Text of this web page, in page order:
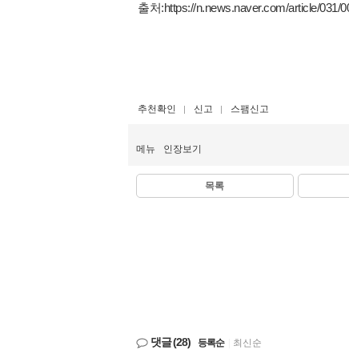
출처:https://n.news.naver.com/article/031/
추천확인 신고 스팸신고
메뉴 인장보기
목록
댓글(28) 등록순 최신순